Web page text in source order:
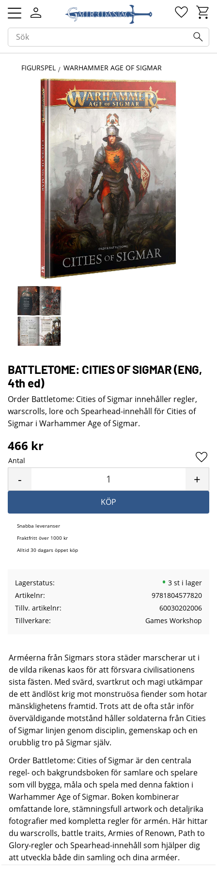
Meny
FIGURSPEL WARHAMMER AGE OF SIGMAR
BATTLETOME: CITIES OF SIGMAR (ENG,
4th ed)
Order Battletome: Cities of Sigmar innehåller regler,
warscrolls, lore och Spearhead-innehåll för Cities of
Sigmar i Warhammer Age of Sigmar.
466 kr
Antal
+
-
KÖP
Snabba leveranser
Fraktfritt över 1000 kr
Alltid 30 dagars öppet köp
Lagerstatus
3 st i lager
Artikelnr
9781804577820
Tillv. artikelnr
60030202006
Tillverkare
Games Workshop
Arméerna från Sigmars stora städer marscherar ut i
de vilda rikenas kaos för att försvara civilisationens
sista fästen. Med svärd, svartkrut och magi utkämpar
de ett ändlöst krig mot monstruösa fiender som hotar
mänsklighetens framtid. Trots att de ofta står inför
överväldigande motstånd håller soldaterna från Cities
of Sigmar linjen genom disciplin, gemenskap och en
orubblig tro på Sigmar själv.
Order Battletome: Cities of Sigmar är den centrala
regel- och bakgrundsboken för samlare och spelare
som vill bygga, måla och spela med denna faktion i
Warhammer Age of Sigmar. Boken kombinerar
omfattande lore, stämningsfull artwork och detaljrika
fotografier med kompletta regler för armén. Här hittar
du warscrolls, battle traits, Armies of Renown, Path to
Glory-regler och Spearhead-innehåll som hjälper dig
att utveckla både din samling och dina arméer.